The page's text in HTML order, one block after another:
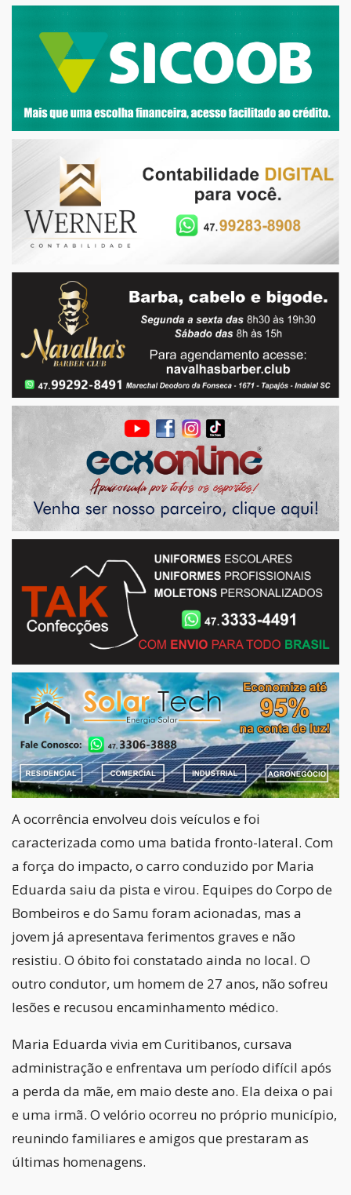
A ocorrência envolveu dois veículos e foi
caracterizada como uma batida fronto-lateral. Com
a força do impacto, o carro conduzido por Maria
Eduarda saiu da pista e virou. Equipes do Corpo de
Bombeiros e do Samu foram acionadas, mas a
jovem já apresentava ferimentos graves e não
resistiu. O óbito foi constatado ainda no local. O
outro condutor, um homem de 27 anos, não sofreu
lesões e recusou encaminhamento médico.
Maria Eduarda vivia em Curitibanos, cursava
administração e enfrentava um período difícil após
a perda da mãe, em maio deste ano. Ela deixa o pai
e uma irmã. O velório ocorreu no próprio município,
reunindo familiares e amigos que prestaram as
últimas homenagens.